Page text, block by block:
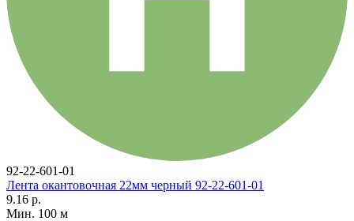
92-22-601-01
Лента окантовочная 22мм черный 92-22-601-01
9.16 р.
Мин. 100 м